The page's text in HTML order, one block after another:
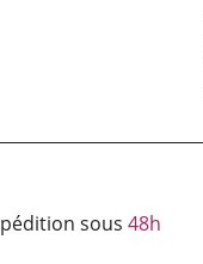
sous 48h